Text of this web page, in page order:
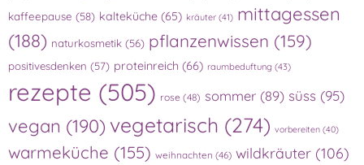
kaffeepause (58) kalteküche (65) kräuter (41) mittagessen
(188) naturkosmetik (56) pflanzenwissen (159)
positivesdenken (57) proteinreich (66) raumbeduftung (43)
rezepte (505) rose (48) sommer (89) süss (95)
vegan (190) vegetarisch (274) vorbereiten (40)
warmeküche (155) weihnachten (46) wildkräuter (106)